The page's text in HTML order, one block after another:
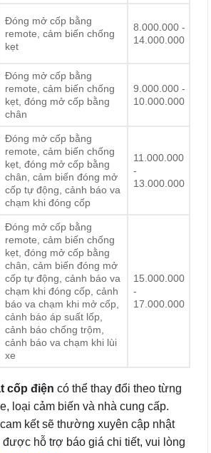
Đóng mở cốp bằng
remote, cảm biến chống
kẹt
8.000.000 -
14.000.000
Đóng mở cốp bằng
remote, cảm biến chống
kẹt, đóng mở cốp bằng
chân
9.000.000 -
10.000.000
Đóng mở cốp bằng
remote, cảm biến chống
kẹt, đóng mở cốp bằng
chân, cảm biến đóng mở
cốp tự động, cảnh báo va
chạm khi đóng cốp
11.000.000
-
13.000.000
Đóng mở cốp bằng
remote, cảm biến chống
kẹt, đóng mở cốp bằng
chân, cảm biến đóng mở
cốp tự động, cảnh báo va
chạm khi đóng cốp, cảnh
báo va chạm khi mở cốp,
cảnh báo áp suất lốp,
cảnh báo chống trộm,
cảnh báo va chạm khi lùi
xe
15.000.000
-
17.000.000
cốp điện có thể thay đổi theo từng
loại cảm biến và nhà cung cấp.
kết sẽ thường xuyên cập nhật
hỗ trợ báo giá chi tiết, vui lòng